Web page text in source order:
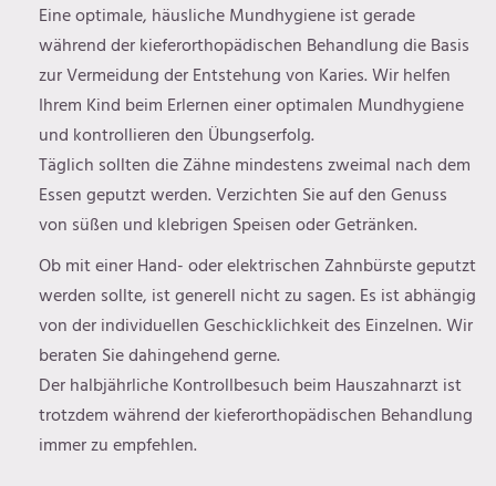
Eine optimale, häusliche Mundhygiene ist gerade
während der kieferorthopädischen Behandlung die Basis
zur Vermeidung der Entstehung von Karies. Wir helfen
Ihrem Kind beim Erlernen einer optimalen Mundhygiene
und kontrollieren den Übungserfolg.
Täglich sollten die Zähne mindestens zweimal nach dem
Essen geputzt werden. Verzichten Sie auf den Genuss
von süßen und klebrigen Speisen oder Getränken.
Ob mit einer Hand- oder elektrischen Zahnbürste geputzt
werden sollte, ist generell nicht zu sagen. Es ist abhängig
von der individuellen Geschicklichkeit des Einzelnen. Wir
beraten Sie dahingehend gerne.
Der halbjährliche Kontrollbesuch beim Hauszahnarzt ist
trotzdem während der kieferorthopädischen Behandlung
immer zu empfehlen.